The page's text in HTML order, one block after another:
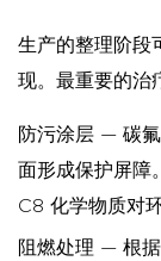
生产的整理阶段
现。最重要的治
防污涂层 — 碳氟
面形成保护屏障
C8 化学物质对
阻燃处理 — 根据